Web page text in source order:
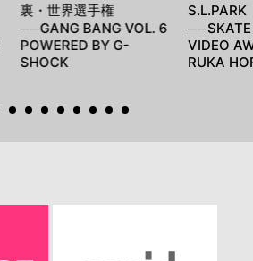
裏・世界選手権
──GANG BANG VOL. 6
POWERED BY G-
SHOCK
S.L.PARK
──SKATE
VIDEO
RUKA